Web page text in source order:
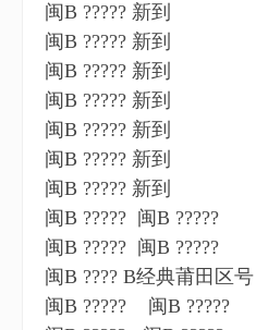
闽B ????? 新到
闽B ????? 新到
闽B ????? 新到
闽B ????? 新到
闽B ????? 新到
闽B ????? 新到
闽B ????? 新到
闽B ????? 闽B ?????
闽B ????? 闽B ?????
闽B ???? B经典莆田区号
闽B ????? 闽B ?????